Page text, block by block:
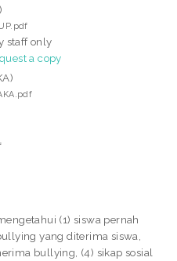
staff only
a copy
(1) siswa pernah
yang diterima siswa,
bullying, (4) sikap sosial